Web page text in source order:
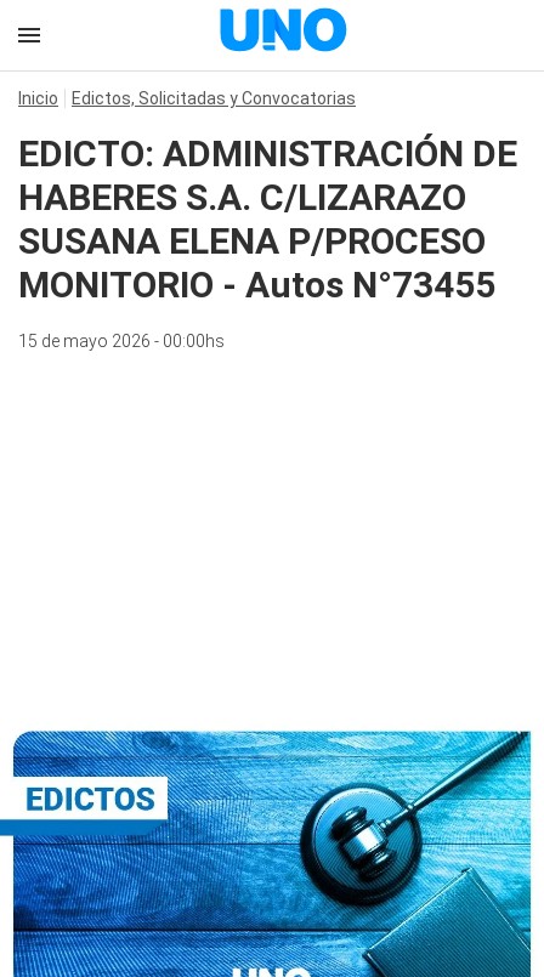
Inicio Edictos, Solicitadas y Convocatorias
EDICTO: ADMINISTRACIÓN DE
HABERES S.A. C/LIZARAZO
SUSANA ELENA P/PROCESO
MONITORIO - Autos N°73455
15 de mayo 2026 - 00:00hs